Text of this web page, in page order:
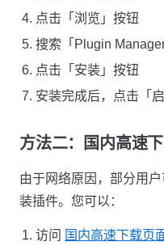
点击「浏览」按钮
搜索「Plugin Manager
点击「安装」按钮
安装完成后，点击「启
方法二：国内高速
由于网络原因，部分用
装插件。您可以：
访问 国内高速下载页